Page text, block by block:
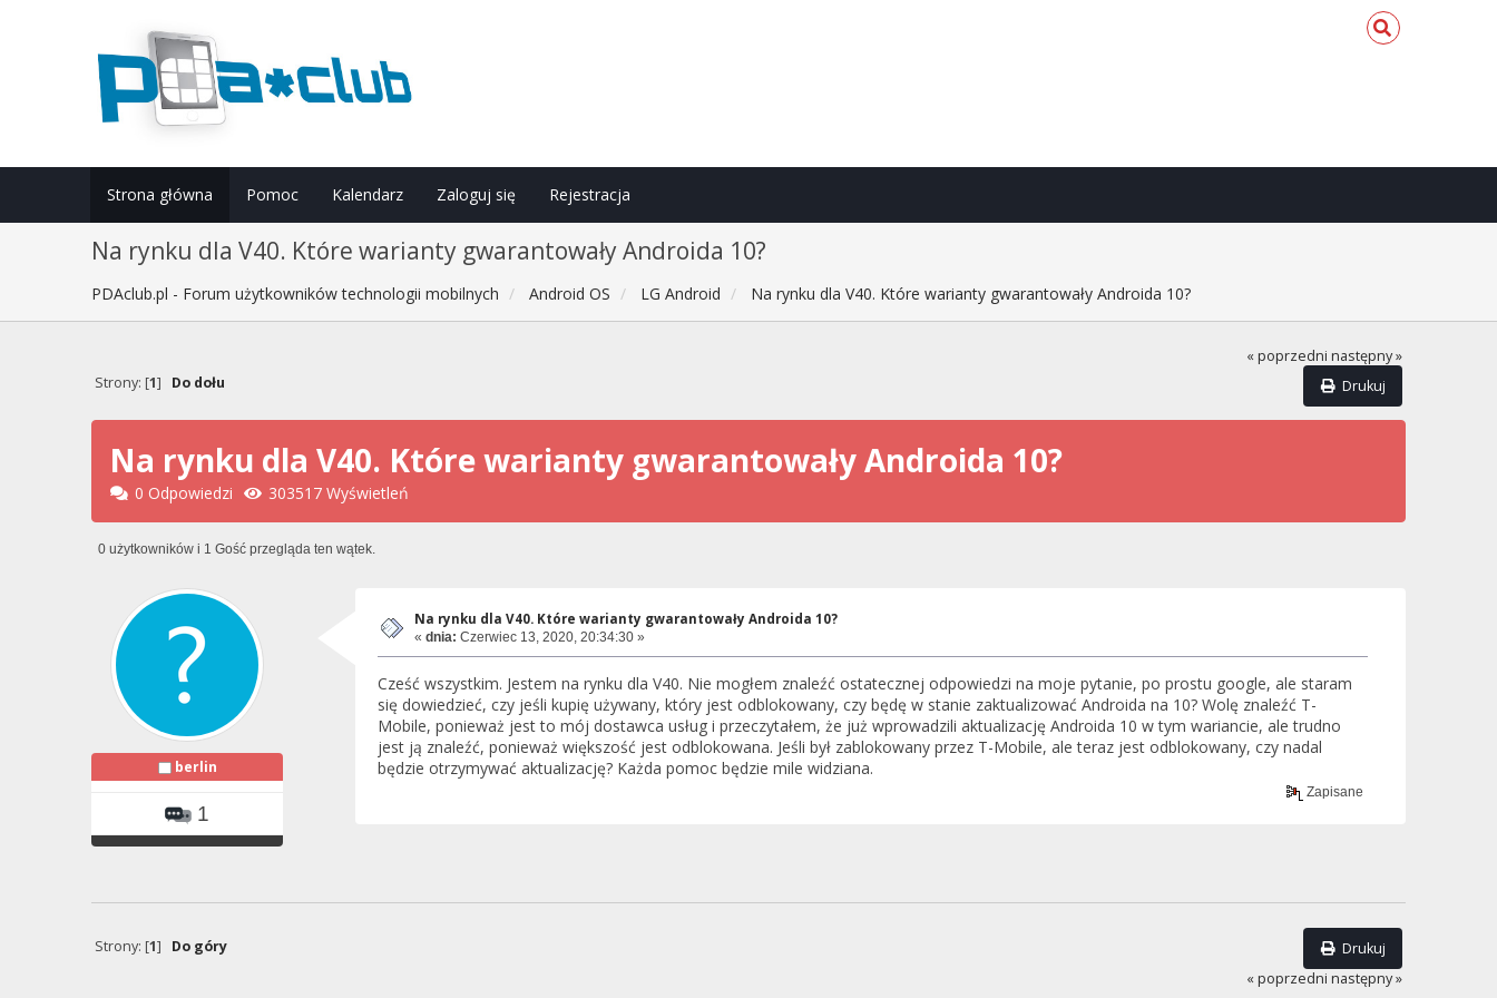
Strona główna Pomoc Kalendarz Zaloguj się Rejestracja
Na rynku dla V40. Które warianty gwarantowały Androida 10?
PDAclub.pl - Forum użytkowników technologii mobilnych Android OS LG Android Na rynku dla V40. Które warianty gwarantowały Androida 10?
« poprzedni następny »
Drukuj
Strony: [1] Do dołu
Na rynku dla V40. Które warianty gwarantowały Androida 10?
0 Odpowiedzi 303517 Wyświetleń
0 użytkowników i 1 Gość przegląda ten wątek.
berlin
1
Na rynku dla V40. Które warianty gwarantowały Androida 10?
« dnia: Czerwiec 13, 2020, 20:34:30 »
Cześć wszystkim. Jestem na rynku dla V40. Nie mogłem znaleźć ostatecznej odpowiedzi na moje pytanie, po prostu google, ale staram
się dowiedzieć, czy jeśli kupię używany, który jest odblokowany, czy będę w stanie zaktualizować Androida na 10? Wolę znaleźć T-
Mobile, ponieważ jest to mój dostawca usług i przeczytałem, że już wprowadzili aktualizację Androida 10 w tym wariancie, ale trudno
jest ją znaleźć, ponieważ większość jest odblokowana. Jeśli był zablokowany przez T-Mobile, ale teraz jest odblokowany, czy nadal
będzie otrzymywać aktualizację? Każda pomoc będzie mile widziana.
Zapisane
Drukuj
Strony: [1] Do góry
« poprzedni następny »